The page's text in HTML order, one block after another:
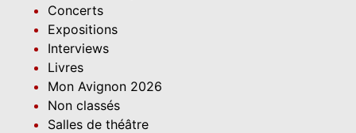
Concerts
Expositions
Interviews
Livres
Mon Avignon 2026
Non classés
Salles de théâtre